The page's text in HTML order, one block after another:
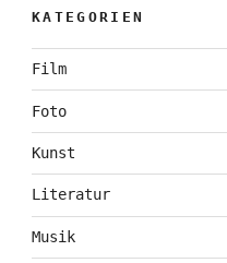
KATEGORIEN
Film
Foto
Kunst
Literatur
Musik